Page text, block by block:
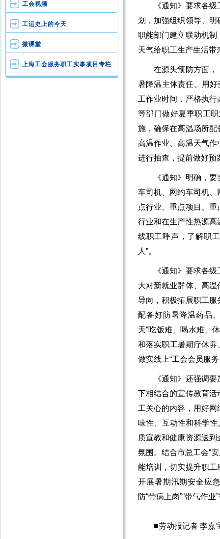
工会视频
工运史上的今天
微课堂
上海工会服务职工实事项目专栏
《通知》要求各级工
划，加强组织领导、
职能部门建立联动机
天气给职工生产生活
在源头预防方面，《
暑降温主体责任。用好
工作业时间，严格执
等部门做好夏季职工
施，确保在高温场所
高温作业、高温天气
进行抽查，提前做好预
《通知》明确，要突
车司机、网约车司机
点行业、重点项目、
行业和在生产性热源
线职工呼声，了解职
人”。
《通知》要求各级工
大对新就业群体、高
导向，积极拓展职工
配备好防暑降温药品
天“吃饭难、喝水难、
和落实职工暑期疗休养
做实线上“工会会员服
《通知》还强调要加
下相结合的宣传教育
工关心的内容，用好
味性、互动性和科学
质宣教和健康资源送
氛围。结合市总工会“
能培训，切实提升职
开展暑期汛期安全应
防“带病上岗”“带气作业
■劳动报记者